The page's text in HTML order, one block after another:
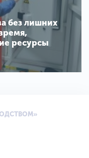
без лишних
ресурсы